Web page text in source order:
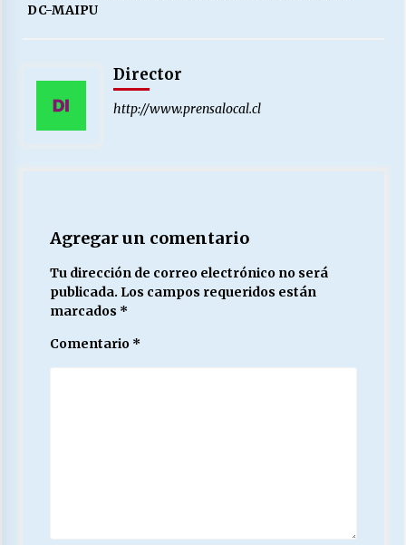
DC-MAIPU
Director
http://www.prensalocal.cl
Agregar un comentario
Tu dirección de correo electrónico no será
publicada. Los campos requeridos están
marcados *
Comentario *